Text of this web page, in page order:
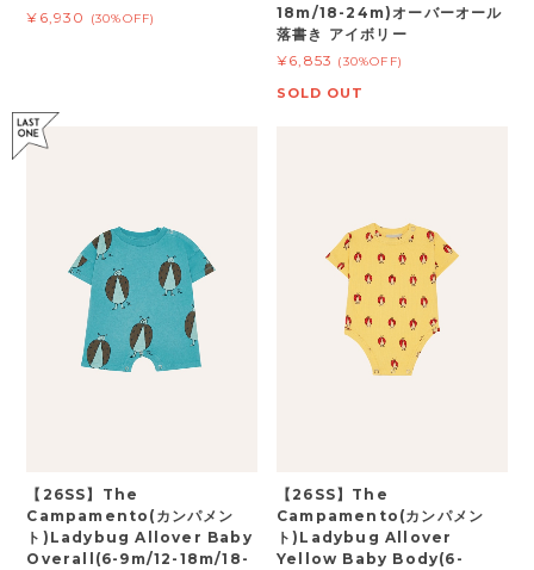
¥6,930 (30%OFF)
18m/18-24m)オーバーオール
落書き アイボリー
¥6,853 (30%OFF)
SOLD OUT
【26SS】The
Campamento(カンパメン
ト)Ladybug Allover Baby
Overall(6-9m/12-18m/18-
【26SS】The
Campamento(カンパメン
ト)Ladybug Allover
Yellow Baby Body(6-